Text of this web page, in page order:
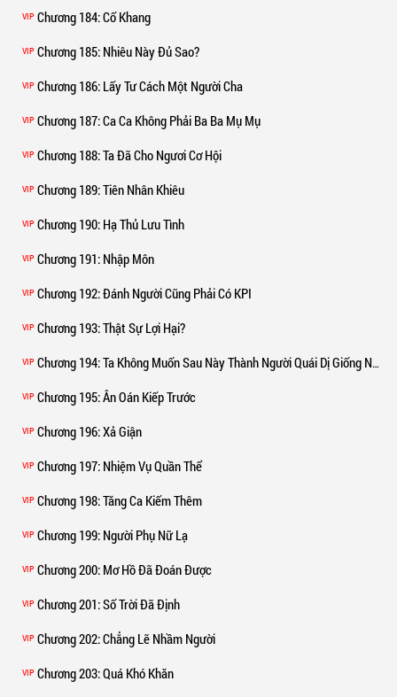
VIP Chương 184: Cố Khang
VIP Chương 185: Nhiêu Này Đủ Sao?
VIP Chương 186: Lấy Tư Cách Một Người Cha
VIP Chương 187: Ca Ca Không Phải Ba Ba Mụ Mụ
VIP Chương 188: Ta Đã Cho Ngươi Cơ Hội
VIP Chương 189: Tiên Nhân Khiêu
VIP Chương 190: Hạ Thủ Lưu Tình
VIP Chương 191: Nhập Môn
VIP Chương 192: Đánh Người Cũng Phải Có KPI
VIP Chương 193: Thật Sự Lợi Hại?
VIP Chương 194: Ta Không Muốn Sau Này Thành Người Quái Dị Giống Ngươi
VIP Chương 195: Ân Oán Kiếp Trước
VIP Chương 196: Xả Giận
VIP Chương 197: Nhiệm Vụ Quần Thể
VIP Chương 198: Tăng Ca Kiếm Thêm
VIP Chương 199: Người Phụ Nữ Lạ
VIP Chương 200: Mơ Hồ Đã Đoán Được
VIP Chương 201: Số Trời Đã Định
VIP Chương 202: Chẳng Lẽ Nhầm Người
VIP Chương 203: Quá Khó Khăn